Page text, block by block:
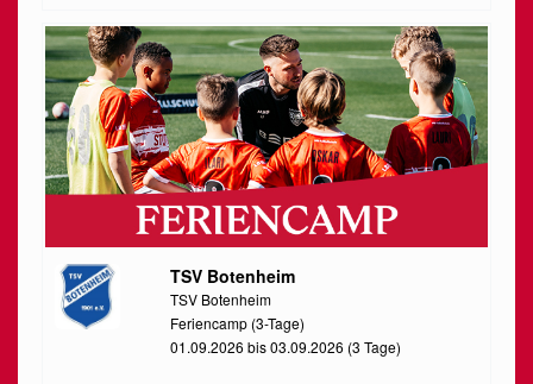
TSV Botenheim
TSV Botenheim
Feriencamp (3-Tage)
01.09.2026 bis 03.09.2026 (3 Tage)